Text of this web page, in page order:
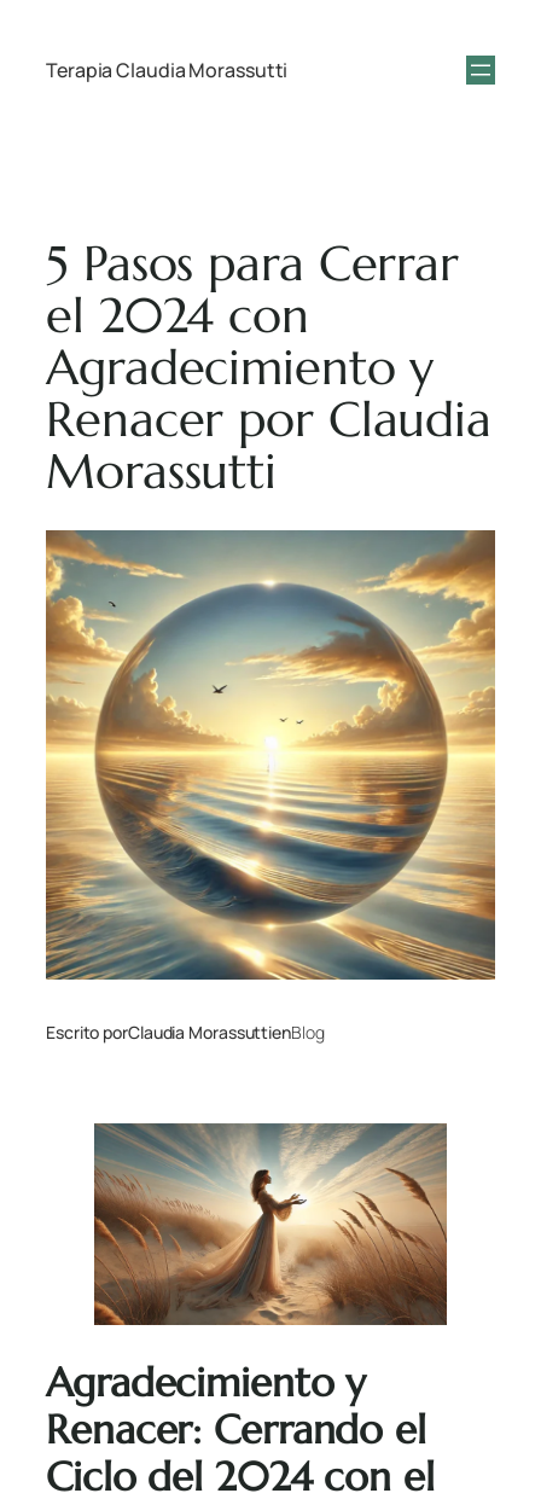
Terapia Claudia Morassutti
5 Pasos para Cerrar
el 2024 con
Agradecimiento y
Renacer por Claudia
Morassutti
Escrito porClaudia MorassuttienBlog
Agradecimiento y
Renacer: Cerrando el
Ciclo del 2024 con el